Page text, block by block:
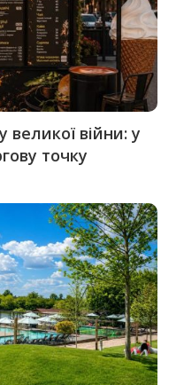
війни: у
точку